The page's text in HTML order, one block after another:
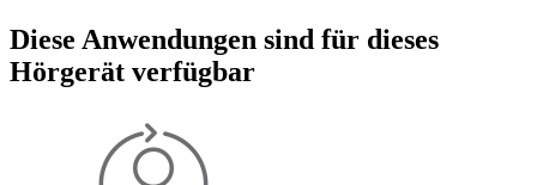
Diese Anwendungen sind für dieses
Hörgerät verfügbar